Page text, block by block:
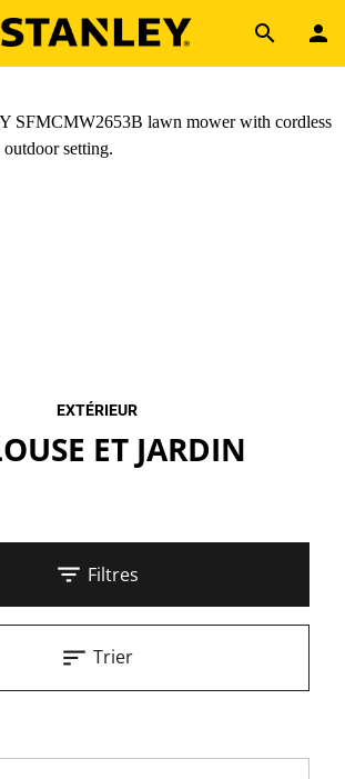
Skip to main content
EXTÉRIEUR
ET JARDIN
Filtres
Trier